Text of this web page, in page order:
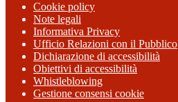
Cookie policy
Note legali
Informativa Privacy
Ufficio Relazioni con il Pubblico
Dichiarazione di accessibilità
Obiettivi di accessibilità
Whistleblowing
Gestione consensi cookie